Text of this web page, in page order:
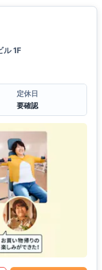
ル 1F
定休日
要確認